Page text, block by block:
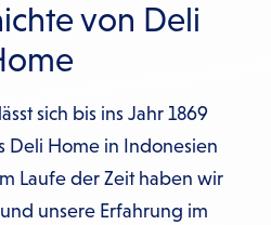
von Deli
sich bis ins Jahr 1869
Deli Home in Indonesien
Laufe der Zeit haben wir
unsere Erfahrung im